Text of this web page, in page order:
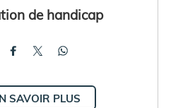
de handicap
SAVOIR PLUS